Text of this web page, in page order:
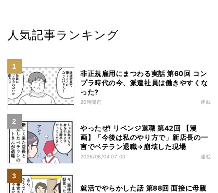
人気記事ランキング
非正規雇用にまつわる実話 第60回 コン
プラ時代の今、派遣社員は働きやすくな
った?
20時間前 連載
やったぜ! リベンジ退職 第42回 【漫
画】「今後は私のやり方で」新店長の一
言でベテラン退職→崩壊した現場
2026/08/04 07:00 連載
就活でやらかした話 第88回 面接に母親